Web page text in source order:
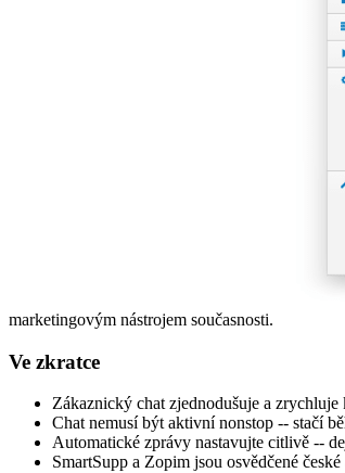
marketingovým nástrojem současnosti.
Ve zkratce
Zákaznický chat zjednodušuje a
Chat nemusí být aktivní nonstop -- stačí
Automatické zprávy nastavujte citlivě --
SmartSupp a Zopim jsou osvědčené